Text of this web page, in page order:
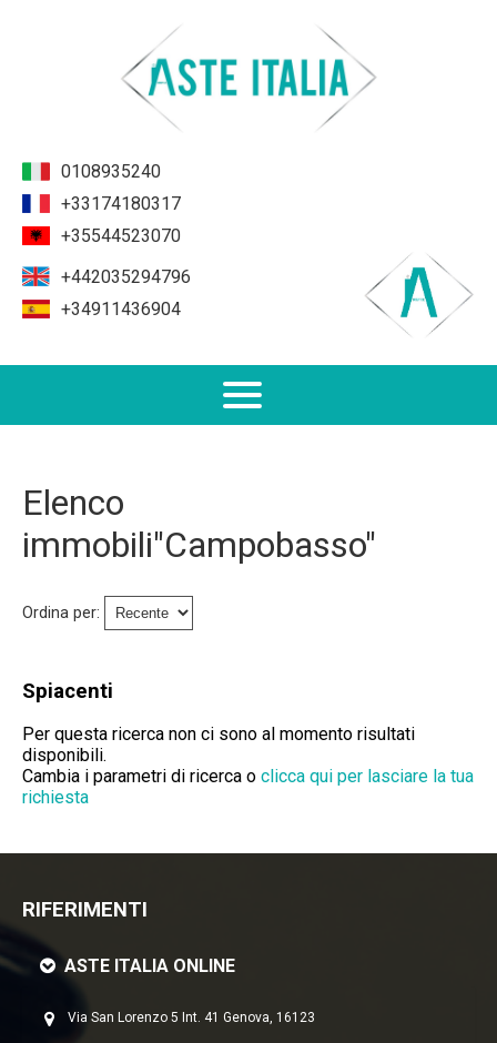
0108935240
+33174180317
+35544523070
+442035294796
+34911436904
Immobili Preasta
Immobili All'asta
Chi Siamo
Servizi
Contatti
News
Elenco
immobili"Campobasso"
Ordina per:
Spiacenti
Per questa ricerca non ci sono al momento risultati
disponibili.
Cambia i parametri di ricerca o clicca qui per lasciare la tua
richiesta
RIFERIMENTI
ASTE ITALIA ONLINE
Via San Lorenzo 5 Int. 41 Genova, 16123